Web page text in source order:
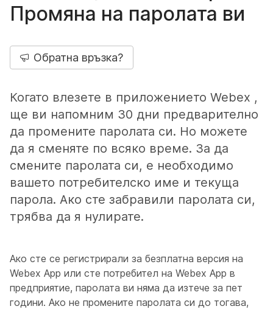
Промяна на паролата ви
Обратна връзка?
Когато влезете в приложението Webex ,
ще ви напомним 30 дни предварително
да промените паролата си. Но можете
да я сменяте по всяко време. За да
смените паролата си, е необходимо
вашето потребителско име и текуща
парола. Ако сте забравили паролата си,
трябва да я нулирате.
Ако сте се регистрирали за безплатна версия на
Webex App или сте потребител на Webex App в
предприятие, паролата ви няма да изтече за пет
години. Ако не промените паролата си до тогава,